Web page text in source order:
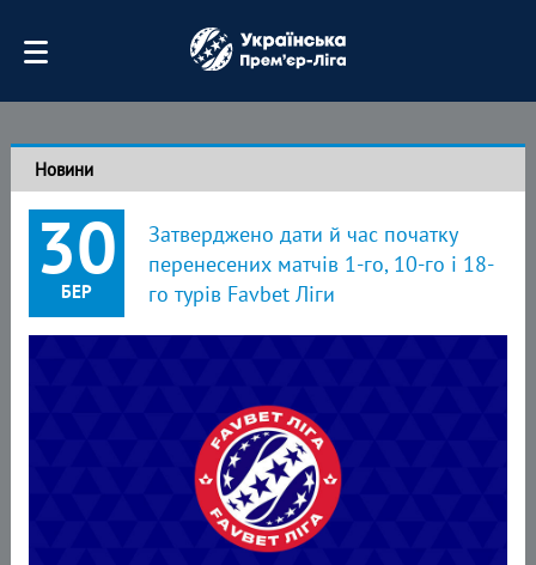
Новини
30
БЕР
Затверджено дати й час початку
перенесених матчів 1-го, 10-го і 18-
го турів Favbet Ліги